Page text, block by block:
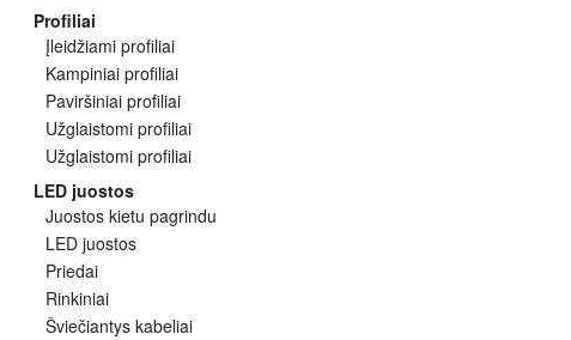
Profiliai
Įleidžiami profiliai
Kampiniai profiliai
Paviršiniai profiliai
Užglaistomi profiliai
Užglaistomi profiliai
LED juostos
Juostos kietu pagrindu
LED juostos
Priedai
Rinkiniai
Šviečiantys kabeliai